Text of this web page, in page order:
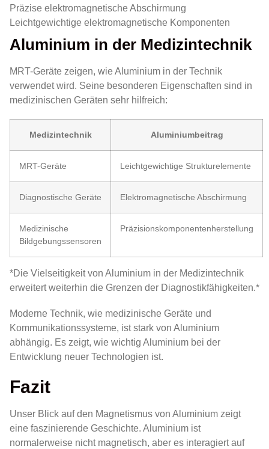
Präzise elektromagnetische Abschirmung
Leichtgewichtige elektromagnetische Komponenten
Aluminium in der Medizintechnik
MRT-Geräte zeigen, wie Aluminium in der Technik
verwendet wird. Seine besonderen Eigenschaften sind in
medizinischen Geräten sehr hilfreich:
Medizintechnik Aluminiumbeitrag
MRT-Geräte Leichtgewichtige Strukturelemente
Diagnostische Geräte Elektromagnetische Abschirmung
Medizinische
Bildgebungssensoren
Präzisionskomponentenherstellung
*Die Vielseitigkeit von Aluminium in der Medizintechnik
erweitert weiterhin die Grenzen der Diagnostikfähigkeiten.*
Moderne Technik, wie medizinische Geräte und
Kommunikationssysteme, ist stark von Aluminium
abhängig. Es zeigt, wie wichtig Aluminium bei der
Entwicklung neuer Technologien ist.
Fazit
Unser Blick auf den Magnetismus von Aluminium zeigt
eine faszinierende Geschichte. Aluminium ist
normalerweise nicht magnetisch, aber es interagiert auf